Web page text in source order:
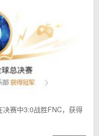
赛中3:0战胜FNC，获得